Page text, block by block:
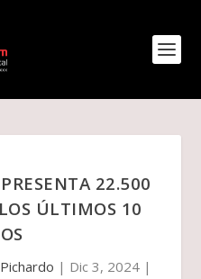
22.500
ÚLTIMOS 10
| Dic 3, 2024|